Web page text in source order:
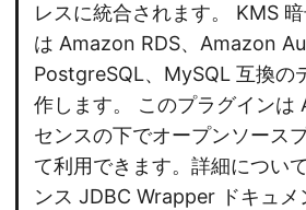
レスに統合されます。 KMS
は Amazon RDS、Amazon
PostgreSQL、MySQL 互換の
作します。 このプラグインは
センスの下でオープンソース
て利用できます。詳細につい
ンス JDBC Wrapper ドキュメ